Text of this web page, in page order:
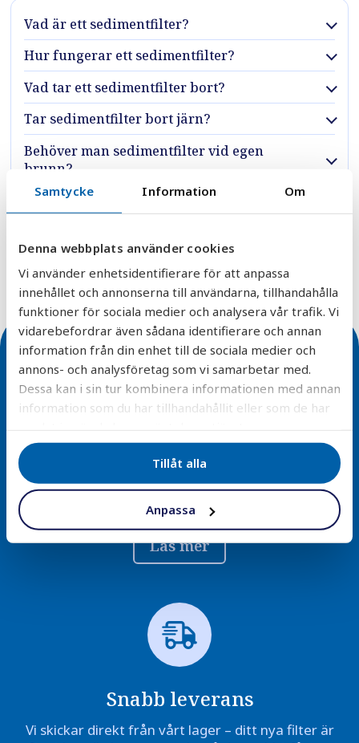
Samtycke Information Om
Denna webbplats använder cookies
Vi använder enhetsidentifierare för att anpassa
innehållet och annonserna till användarna, tillhandahålla
funktioner för sociala medier och analysera vår trafik. Vi
vidarebefordrar även sådana identifierare och annan
information från din enhet till de sociala medier och
annons- och analysföretag som vi samarbetar med.
Dessa kan i sin tur kombinera informationen med annan
information som du har tillhandahållit eller som de har
Tillåt alla
Anpassa
Vad är ett sedimentfilter?
Hur fungerar ett sedimentfilter?
Vad tar ett sedimentfilter bort?
Tar sedimentfilter bort järn?
Behöver man sedimentfilter vid egen
brunn?
Hur ofta behöver ett sedimentfilter
servas?
När ska man ha ett sedimentfilter?
Enkel installation
Alla våra filterlösningar är designade för smidig
montering och minimal underhåll – vi erbjuder även
installationstjänster.
Läs mer
Snabb leverans
Vi skickar direkt från vårt lager – ditt nya filter är